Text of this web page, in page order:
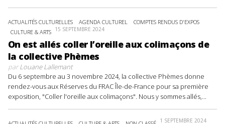
ACTUALITÉS CULTURELLES AGENDA CULTUREL
COMPTES RENDUS D'EXPOS
CULTURE & ARTS 15 SEPTEMBRE 2024
On est allés coller l’oreille aux colimaçons de
la collective Phèmes
parLouane Lallemant
Du 6 septembre au 3 novembre 2024, la collective Phèmes donne
rendez-vous aux Réserves du FRAC Île-de-France pour sa première
exposition, "Coller l'oreille aux colimaçons". Nous y sommes allés,...
1 SEPTEMBRE 2024